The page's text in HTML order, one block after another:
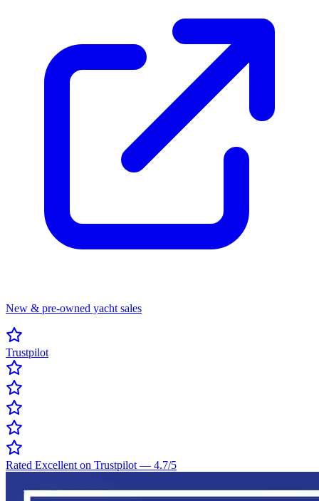
New & pre-owned yacht sales
Trustpilot
Rated Excellent on Trustpilot — 4.7/5